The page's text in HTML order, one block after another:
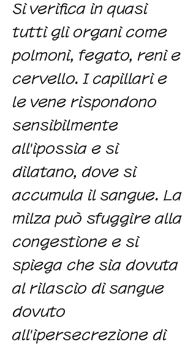
Si verifica in quasi
tutti gli organi come
polmoni, fegato, reni e
cervello. I capillari e
le vene rispondono
sensibilmente
all'ipossia e si
dilatano, dove si
accumula il sangue. La
milza può sfuggire alla
congestione e si
spiega che sia dovuta
al rilascio di sangue
dovuto
all'ipersecrezione di